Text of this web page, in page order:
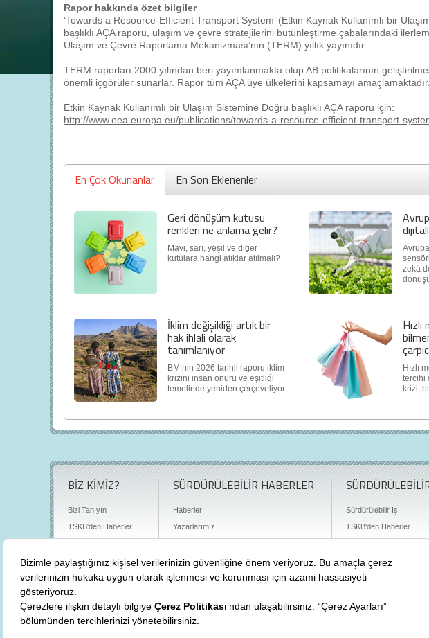
Rapor hakkında özet bilgiler
‘Towards a Resource-Efficient Transport System’ (Etkin Kaynak Kullanımlı bir
başlıklı AÇA raporu, ulaşım ve çevre stratejilerini bütünleştirme çabalarındaki
Ulaşım ve Çevre Raporlama Mekanizması’nın (TERM) yıllık yayınıdır.
TERM raporları 2000 yılından beri yayımlanmakta olup AB politikalarının
önemli içgörüler sunarlar. Rapor tüm AÇA üye ülkelerini kapsamayı amaçlamaktadır.
Etkin Kaynak Kullanımlı bir Ulaşım Sistemine Doğru başlıklı AÇA raporu için:
http://www.eea.europa.eu/publications/towards-a-resource-efficient-transport-
En Çok Okunanlar En Son Eklenenler
Geri dönüşüm kutusu
renkleri ne anlama gelir?
Mavi, sarı, yeşil ve diğer
kutulara hangi atıklar atılmalı?
zekâ
İklim değişikliği artık bir
hak ihlali olarak
tanımlanıyor
BM’nin 2026 tarihli raporu iklim
krizini insan onuru ve eşitliği
temelinde yeniden çerçeveliyor.
Hızlı
tercihi
krizi,
BİZ KİMİZ?
Bizi Tanıyın
TSKB'den Haberler
Basın Odası
Bize Ulaşın
Politikalarımız
SÜRDÜRÜLEBİLİR HABERLER
Haberler
Yazarlarımız
Sürdürülebilirlik Kütüphanesi
Karbon Sayacı
Sürdürülebilir İş
TSKB'den Haberler